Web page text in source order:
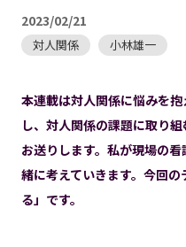
2023/02/21
対人関係 小林雄一
本連載は対人関係に悩みを
し、対人関係の課題に取り
お送りします。私が現場の
緒に考えていきます。今回
る」です。